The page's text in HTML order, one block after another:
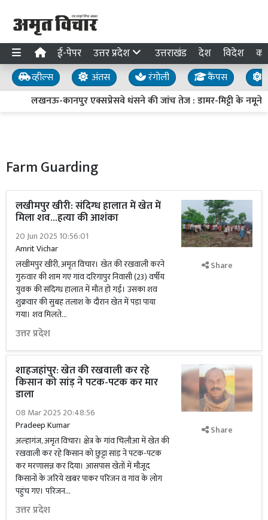
ई-पेपर उत्तर प्रदेश उत्तराखंड देश विदेश
व्हील्स अंतस रंगोली कैंपस
लखनऊ-कानपुर एक्सप्रेसवे धंसने की जांच तेज : डामर-मिट्टी के नमूने
Farm Guarding
लखीमपुर खीरी: संदिग्ध हालात में खेत में
मिला शव...हत्या की आशंका
20 Jun 2025 10:56:01
Amrit Vichar
लखीमपुर खीरी, अमृत विचार। खेत की रखवाली करने
गुरुवार की शाम गए गांव दरिगापुर निवासी (23) वर्षीय
युवक की संदिग्ध हालात में मौत हो गई। उसका शव
शुक्रवार की सुबह तलाश के दौरान खेत में पड़ा पाया
गया। शव मिलते...
उत्तर प्रदेश
Share
शाहजहांपुर: खेत की रखवाली कर रहे
किसान को सांड़ ने पटक-पटक कर मार
डाला
08 Mar 2025 20:48:56
Pradeep Kumar
अल्हागंज, अमृत विचार। क्षेत्र के गांव चिलौआ में खेत की
रखवाली कर रहे किसान को छुट्टा सांड़ ने पटक-पटक
कर मरणासन्न कर दिया। आसपास खेतों में मौजूद
किसानों के जरिये खबर पाकर परिजन व गांव के लोग
पहुंच गए। परिजन...
उत्तर प्रदेश
Share